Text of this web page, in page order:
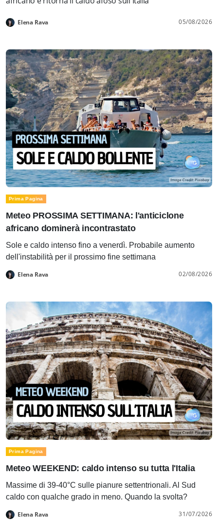
Elena Rava 05/08/2026
Prima Pagina
Meteo PROSSIMA SETTIMANA: l'anticiclone
africano dominerà incontrastato
Sole e caldo intenso fino a venerdì. Probabile aumento
dell'instabilità per il prossimo fine settimana
Elena Rava 02/08/2026
Prima Pagina
Meteo WEEKEND: caldo intenso su tutta l'Italia
Massime di 39-40°C sulle pianure settentrionali. Al Sud
caldo con qualche grado in meno. Quando la svolta?
Elena Rava 31/07/2026